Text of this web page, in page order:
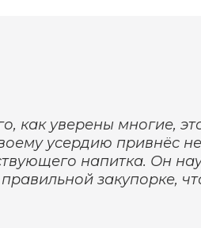
как уверены многие,
усердию привнёс
напитка. Он
закупорке,